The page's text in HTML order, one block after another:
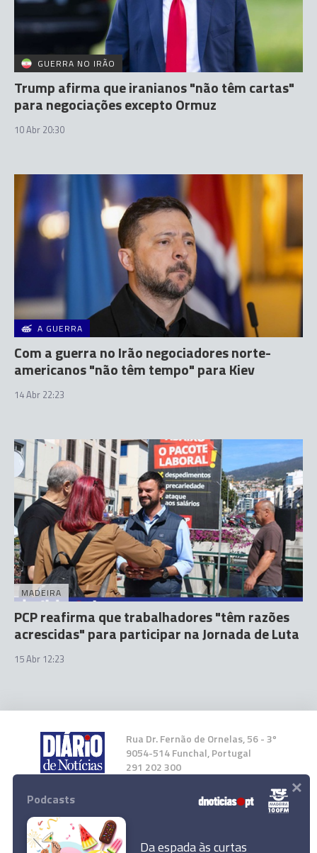
GUERRA NO IRÃO
Trump afirma que iranianos "não têm cartas"
para negociações excepto Ormuz
10 Abr 20:30
A GUERRA
Com a guerra no Irão negociadores norte-
americanos "não têm tempo" para Kiev
14 Abr 22:23
MADEIRA
PCP reafirma que trabalhadores "têm razões
acrescidas" para participar na Jornada de Luta
15 Abr 12:23
Rua Dr. Fernão de Ornelas, 56 - 3º
9054-514 Funchal, Portugal
291 202 300
Instale a nossa App
Podcasts
Da espada às curtas
×